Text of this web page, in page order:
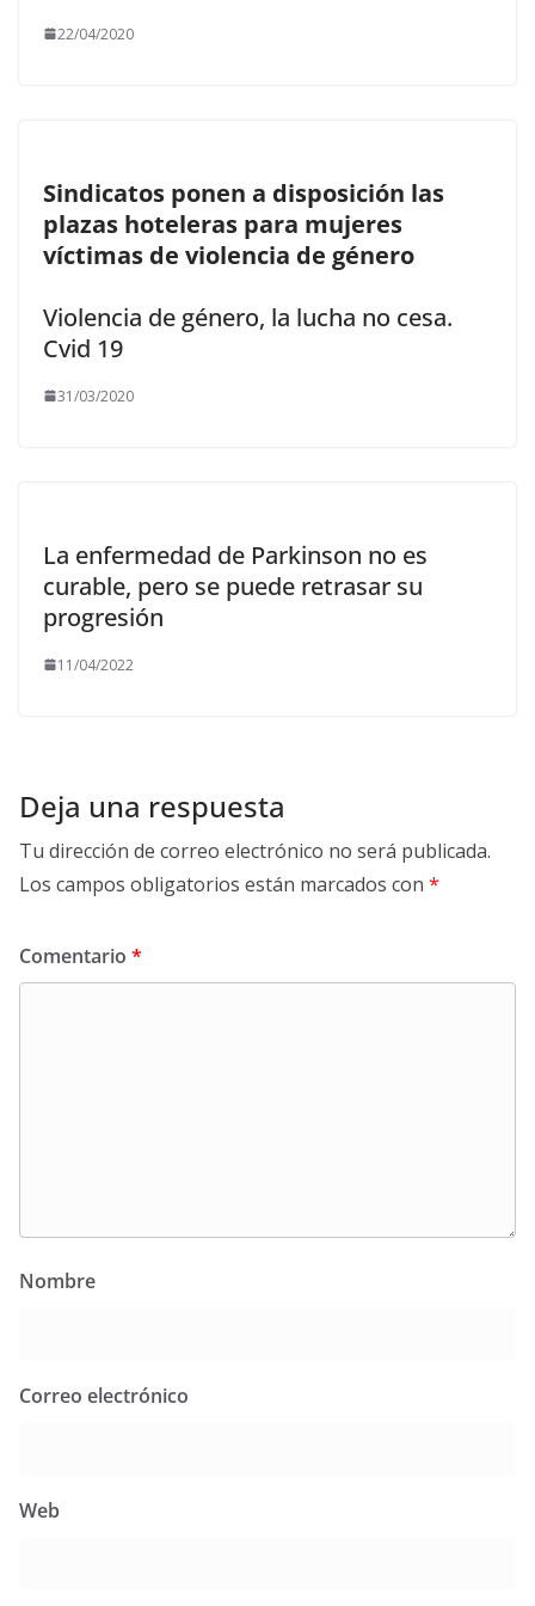
22/04/2020
Sindicatos ponen a disposición las
plazas hoteleras para mujeres
víctimas de violencia de género
Violencia de género, la lucha no cesa.
Cvid 19
31/03/2020
La enfermedad de Parkinson no es
curable, pero se puede retrasar su
progresión
11/04/2022
Deja una respuesta
Tu dirección de correo electrónico no será publicada.
Los campos obligatorios están marcados con *
Comentario *
Nombre
Correo electrónico
Web